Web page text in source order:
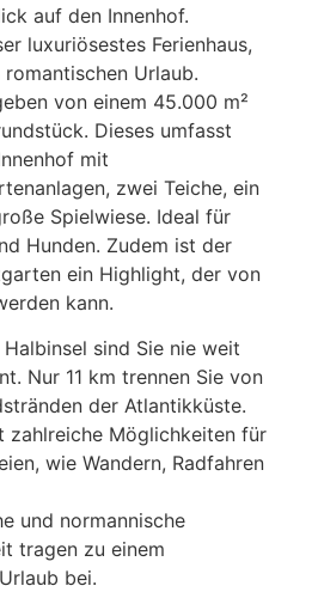
auf den Innenhof.
luxuriösestes Ferienhaus,
Urlaub.
von einem 45.000 m²
Dieses umfasst
mit
zwei Teiche, ein
Spielwiese. Ideal für
Hunden. Zudem ist der
ein Highlight, der von
kann.
sind Sie nie weit
Nur 11 km trennen Sie von
der Atlantikküste.
zahlreiche Möglichkeiten für
wie Wandern, Radfahren
und normannische
tragen zu einem
bei.